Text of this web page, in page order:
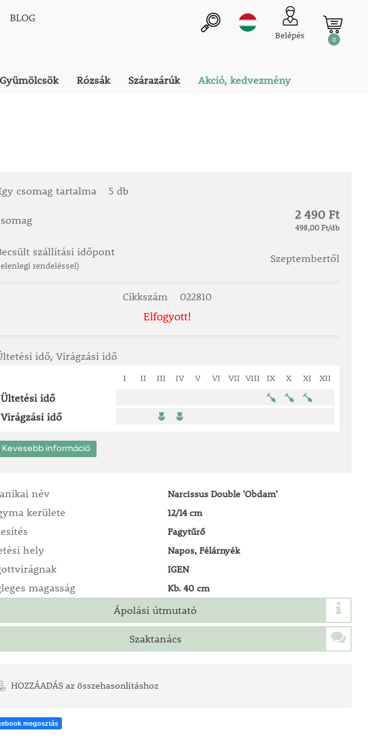
BLOG
Belépés 0
Gyümölcsök Rózsák Szárazárúk Akció, kedvezmény
csomag tartalma 5 db
2 490 Ft
498,00 Ft/db
szállítási időpont
rendeléssel)
Szeptembertől
Cikkszám 022810
Elfogyott!
idő, Virágzási idő
I II III IV V VI VII VIII IX X XI XII
Ültetési idő
Virágzási idő
Kevesebb információ
név Narcissus Double 'Obdam'
kerülete 12/14 cm
Fagytűrő
hely Napos, Félárnyék
IGEN
magasság Kb. 40 cm
Ápolási útmutató
Szaktanács
HOZZÁADÁS az összehasonlításhoz
megosztás